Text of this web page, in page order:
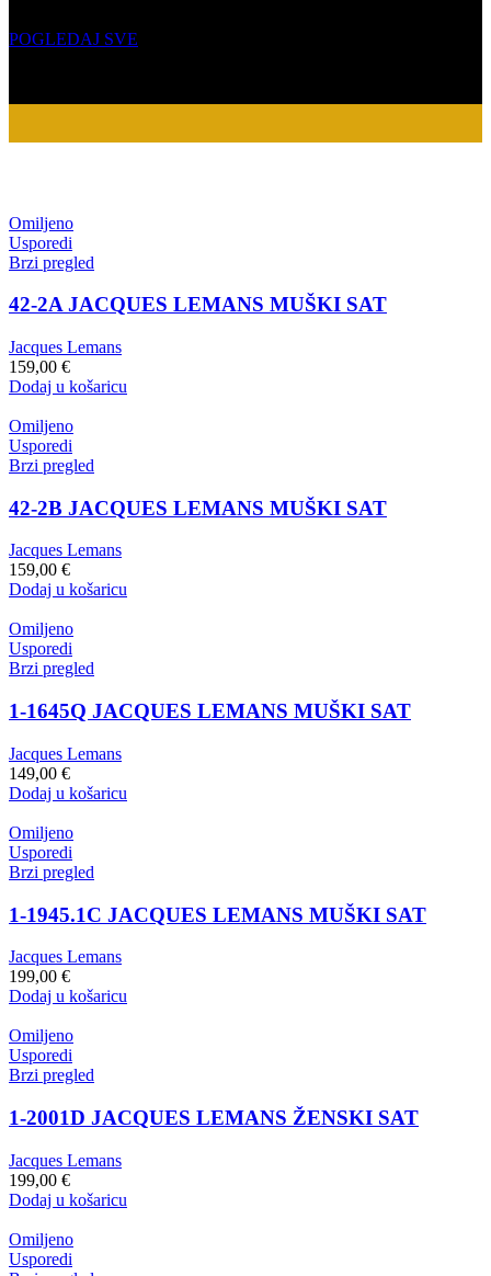
POGLEDAJ SVE
Omiljeno
Usporedi
Brzi pregled
42-2A JACQUES LEMANS MUŠKI SAT
Jacques Lemans
159,00 €
Dodaj u košaricu
Omiljeno
Usporedi
Brzi pregled
42-2B JACQUES LEMANS MUŠKI SAT
Jacques Lemans
159,00 €
Dodaj u košaricu
Omiljeno
Usporedi
Brzi pregled
1-1645Q JACQUES LEMANS MUŠKI SAT
Jacques Lemans
149,00 €
Dodaj u košaricu
Omiljeno
Usporedi
Brzi pregled
1-1945.1C JACQUES LEMANS MUŠKI SAT
Jacques Lemans
199,00 €
Dodaj u košaricu
Omiljeno
Usporedi
Brzi pregled
1-2001D JACQUES LEMANS ŽENSKI SAT
Jacques Lemans
199,00 €
Dodaj u košaricu
Omiljeno
Usporedi